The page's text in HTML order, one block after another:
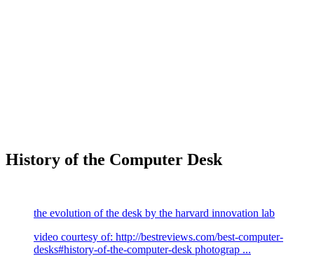
History of the Computer Desk
the evolution of the desk by the harvard innovation lab
video courtesy of: http://bestreviews.com/best-computer-
desks#history-of-the-computer-desk photograp ...